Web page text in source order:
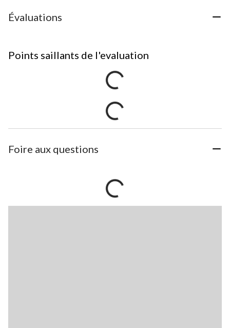
Évaluations
Points saillants de l'evaluation
Foire aux questions